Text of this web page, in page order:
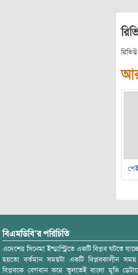
বিএমডিবি’র পরিচিতি
এদেশের সিনেমা ইন্ডাস্ট্রিতে একটি বিপ্লব ঘটতে
হয়তো বর্তমান সময়টা একটি বিপ্লবকালীন
বিপ্লবকে বেগবান করে তুলতেই বাংলা মুভি